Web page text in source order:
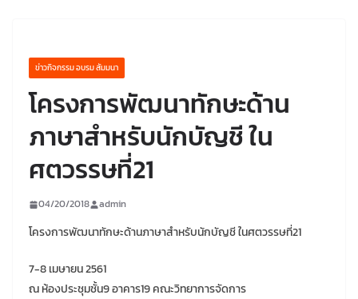
ข่าวกิจกรรม อบรม สัมมนา
โครงการพัฒนาทักษะด้าน
ภาษาสำหรับนักบัญชี ใน
ศตวรรษที่21
04/20/2018 admin
โครงการพัฒนาทักษะด้านภาษาสำหรับนักบัญชี ในศตวรรษที่21
7-8 เมษายน 2561
ณ ห้องประชุมชั้น9 อาคาร19 คณะวิทยาการจัดการ